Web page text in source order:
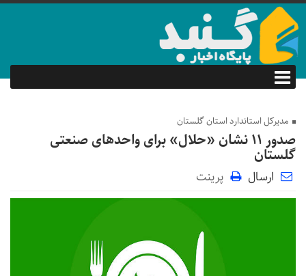
مدیرکل استاندارد استان گلستان
صدور ۱۱ نشان «حلال» برای واحدهای صنعتی
گلستان
ارسال پرینت